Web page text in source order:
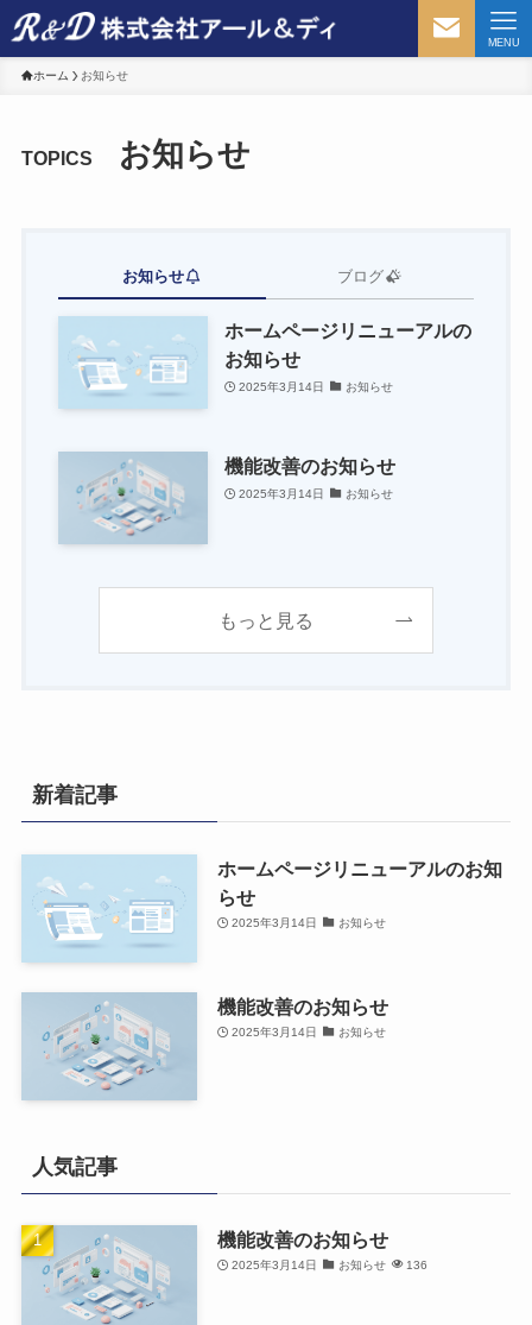
MENU
ホーム お知らせ
TOPICS お知らせ
お知らせ ブログ
ホームページリニューアルの
お知らせ
2025年3月14日 お知らせ
機能改善のお知らせ
2025年3月14日 お知らせ
もっと見る
新着記事
ホームページリニューアルのお知
らせ
2025年3月14日 お知らせ
機能改善のお知らせ
2025年3月14日 お知らせ
人気記事
機能改善のお知らせ
2025年3月14日 お知らせ 136